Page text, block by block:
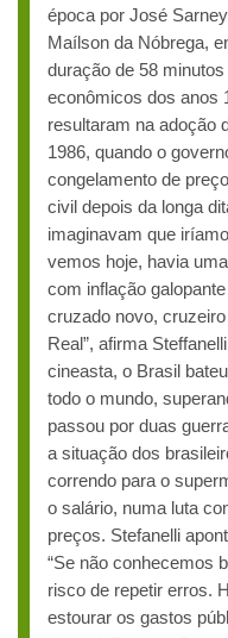
época por José
Maílson da Nóbrega,
duração de 58
econômicos dos anos
resultaram na adoção
1986, quando o
congelamento de
civil depois da longa
imaginavam que
vemos hoje, havia
com inflação
cruzado novo,
Real”, afirma
cineasta, o Brasil
todo o mundo,
passou por duas
a situação dos
correndo para o
o salário, numa luta
preços. Stefanelli
“Se não conhecemos
risco de repetir erros.
estourar os gastos